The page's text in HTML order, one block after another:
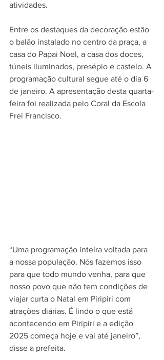
atividades.
Entre os destaques da decoração estão
o balão instalado no centro da praça, a
casa do Papai Noel, a casa dos doces,
túneis iluminados, presépio e castelo. A
programação cultural segue até o dia 6
de janeiro. A apresentação desta quarta-
feira foi realizada pelo Coral da Escola
Frei Francisco.
“Uma programação inteira voltada para
a nossa população. Nós fazemos isso
para que todo mundo venha, para que
nosso povo que não tem condições de
viajar curta o Natal em Piripiri com
atrações diárias. É lindo o que está
acontecendo em Piripiri e a edição
2025 começa hoje e vai até janeiro”,
disse a prefeita.